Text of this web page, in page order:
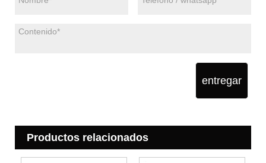
entregar
Productos relacionados